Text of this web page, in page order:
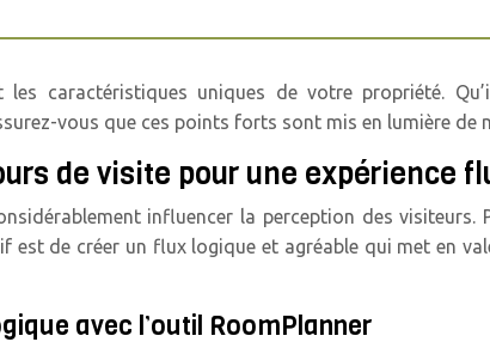
caractéristiques uniques de votre propriété.
vous que ces points forts sont mis en lumière de
de visite pour une expérience
influencer la perception des
est de créer un flux logique et agréable qui met en
avec l’outil RoomPlanner